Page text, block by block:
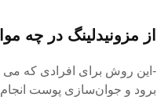
از مزونیدلینگ در چه
-این روش برای افرادی که می
برود و جوان‌سازی پوست